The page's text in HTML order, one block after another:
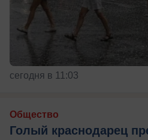
сегодня в 11:03
Общество
Голый краснодарец